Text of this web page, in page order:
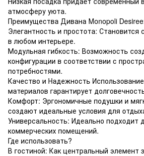
атмосферу уюта.
Преимущества Дивана Monopoli
Элегантность и простота:
в любом интерьере.
Модульная гибкость: Возможность
конфигурации в соответствии с
потребностями.
Качество и Надежность
материалов гарантирует
Комфорт: Эргономичные подушки и
создают идеальные условия для
Универсальность: Идеально подходит
коммерческих помещений.
Где использовать?
В гостиной: Как центральный элемент